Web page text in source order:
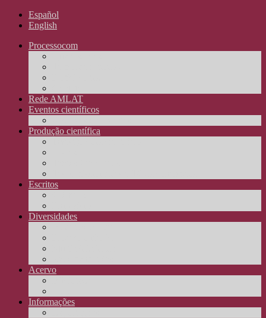
Español
English
Processocom
Rede AMLAT
Eventos científicos
Produção científica
Escritos
Diversidades
Acervo
Informações